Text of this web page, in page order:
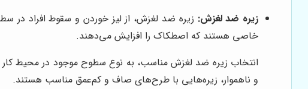
زیره ضد لغزش: زیره ضد لغزش، از لیز خوردن و سقوط افراد در
خاصی هستند که اصطکاک را افزایش می‌دهند.
انتخاب زیره ضد لغزش مناسب، به نوع سطوح موجود در محیط
و ناهموار، زیره‌هایی با طرح‌های صاف و کم‌عمق مناسب هستند.